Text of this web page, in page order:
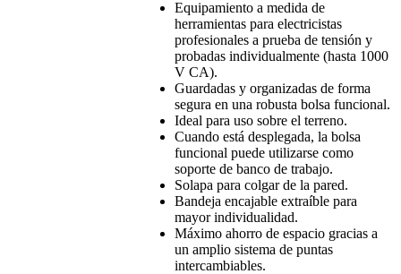
Equipamiento a medida de
herramientas para electricistas
profesionales a prueba de tensión y
probadas individualmente (hasta 1000
V CA).
Guardadas y organizadas de forma
segura en una robusta bolsa funcional.
Ideal para uso sobre el terreno.
Cuando está desplegada, la bolsa
funcional puede utilizarse como
soporte de banco de trabajo.
Solapa para colgarde la pared.
Bandeja encajable extraíble para
mayorindividualidad.
Máximo ahorro de espacio gracias a
un amplio sistema de puntas
intercambiables.